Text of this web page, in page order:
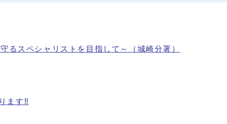
スペシャリストを目指して～（城崎分署）
ます‼